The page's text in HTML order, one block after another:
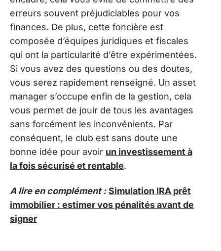
erreurs souvent préjudiciables pour vos
finances. De plus, cette foncière est
composée d’équipes juridiques et fiscales
qui ont la particularité d’être expérimentées.
Si vous avez des questions ou des doutes,
vous serez rapidement renseigné. Un asset
manager s’occupe enfin de la gestion, cela
vous permet de jouir de tous les avantages
sans forcément les inconvénients. Par
conséquent, le club est sans doute une
bonne idée pour avoir un investissement à
la fois sécurisé et rentable.
A lire en complément : Simulation IRA prêt
immobilier : estimer vos pénalités avant de
signer